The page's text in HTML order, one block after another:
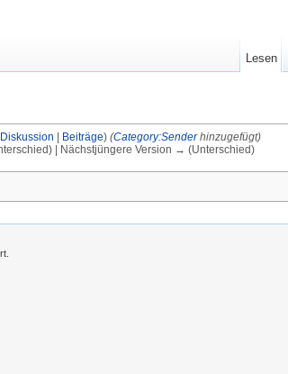
Diskussion Beiträge) (Category:Senderhinzugefügt)
| Nächstjüngere Version → (Unterschied)
Lesen